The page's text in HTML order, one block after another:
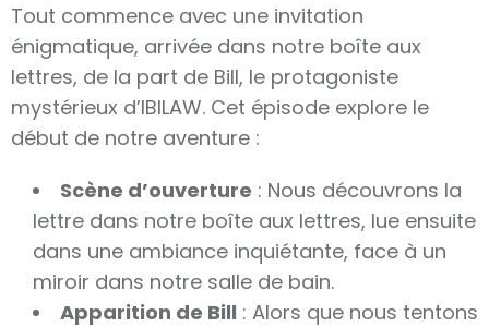
Tout commence avec une invitation
énigmatique, arrivée dans notre boîte aux
lettres, de la part de Bill, le protagoniste
mystérieux d’IBILAW. Cet épisode explore le
début de notre aventure :
Scène d’ouverture : Nous découvrons la
lettre dans notre boîte aux lettres, lue ensuite
dans une ambiance inquiétante, face à un
miroir dans notre salle de bain.
Apparition de Bill : Alors que nous tentons